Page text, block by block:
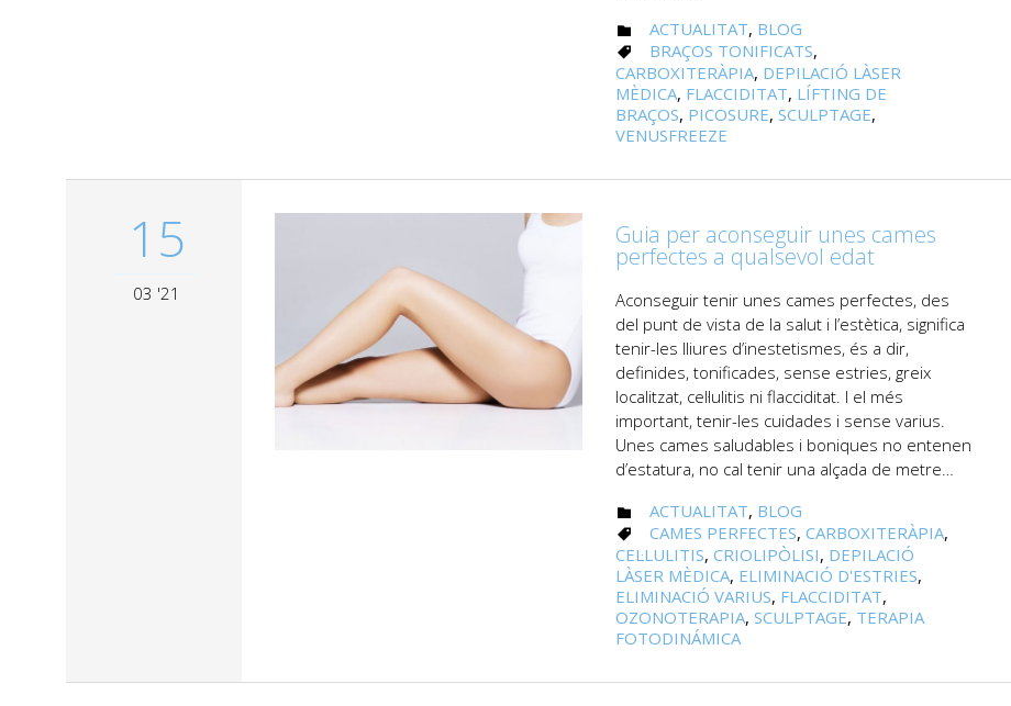
 CATEGORY
ACTUALITAT, BLOG
 CATEGORY
BRAÇOS TONIFICATS,
CARBOXITERÀPIA, DEPILACIÓ LÀSER
MÈDICA, FLACCIDITAT, LÍFTING DE
BRAÇOS, PICOSURE, SCULPTAGE,
VENUSFREEZE
15
03 '21
Guia per aconseguir unes cames
perfectes a qualsevol edat
Aconseguir tenir unes cames perfectes, des
del punt de vista de la salut i l’estètica, significa
tenir-les lliures d’inestetismes, és a dir,
definides, tonificades, sense estries, greix
localitzat, cel·lulitis ni flacciditat. I el més
important, tenir-les cuidades i sense varius.
Unes cames saludables i boniques no entenen
d’estatura, no cal tenir una alçada de metre…
 CATEGORY
ACTUALITAT, BLOG
 CATEGORY
CAMES PERFECTES, CARBOXITERÀPIA,
CEL·LULITIS, CRIOLIPÒLISI, DEPILACIÓ
LÀSER MÈDICA, ELIMINACIÓ D'ESTRIES,
ELIMINACIÓ VARIUS, FLACCIDITAT,
OZONOTERAPIA, SCULPTAGE, TERAPIA
FOTODINÁMICA